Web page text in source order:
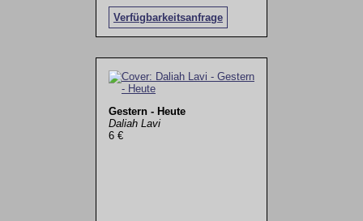
Verfügbarkeitsanfrage
Gestern - Heute
Daliah Lavi
6 €